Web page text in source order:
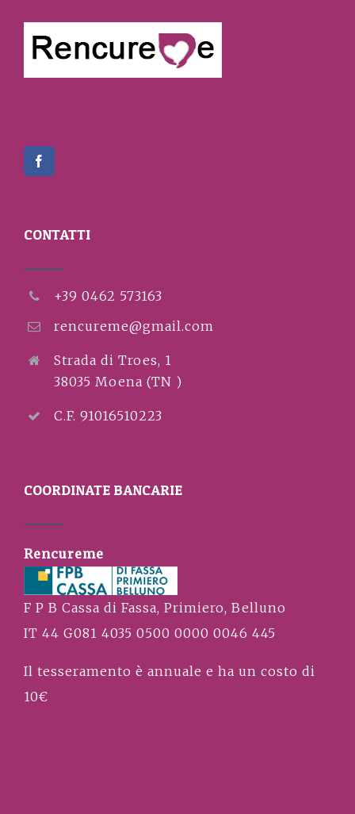
CONTATTI
+39 0462 573163
rencureme@gmail.com
Strada di Troes, 1
38035 Moena (TN )
C.F. 91016510223
COORDINATE BANCARIE
Rencureme
F P B Cassa di Fassa, Primiero, Belluno
IT 44 G081 4035 0500 0000 0046 445
Il tesseramento è annuale e ha un costo di
10€